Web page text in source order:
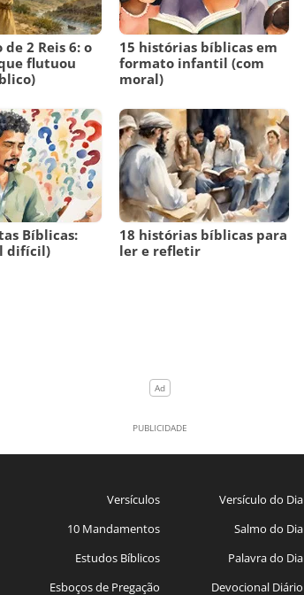
de 2 Reis 6: o
flutuou
15 histórias bíblicas em
formato infantil (com
moral)
Bíblicas:
difícil)
18 histórias bíblicas para
ler e refletir
Versículos
10 Mandamentos
Estudos Bíblicos
Esboços de Pregação
Versículo do Dia
Salmo do Dia
Palavra do Dia
Devocional Diário